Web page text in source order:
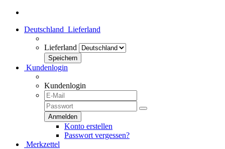
Deutschland Lieferland
Lieferland
Kundenlogin
Kundenlogin
Konto erstellen
Passwort vergessen?
Merkzettel